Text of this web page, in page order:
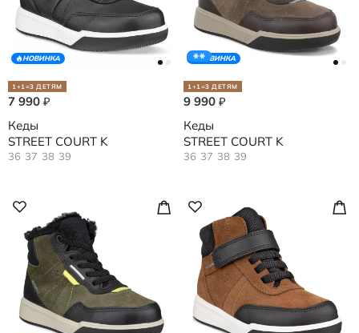
НОВИНКА
1+1=3 ДЕТЯМ
7 990 ₽
Кеды
STREET COURT K
36 37 38 39
НОВИНКА
1+1=3 ДЕТЯМ
9 990 ₽
Кеды
STREET COURT K
36 37 38 39